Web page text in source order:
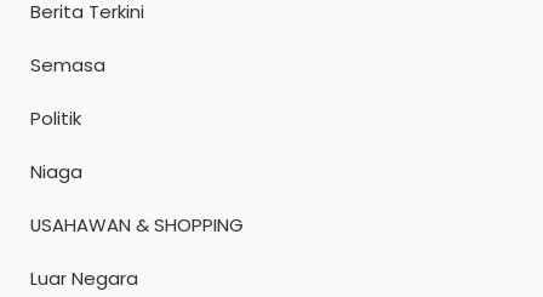
Berita Terkini
Semasa
Politik
Niaga
USAHAWAN & SHOPPING
Luar Negara